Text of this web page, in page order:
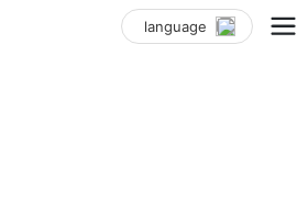
language